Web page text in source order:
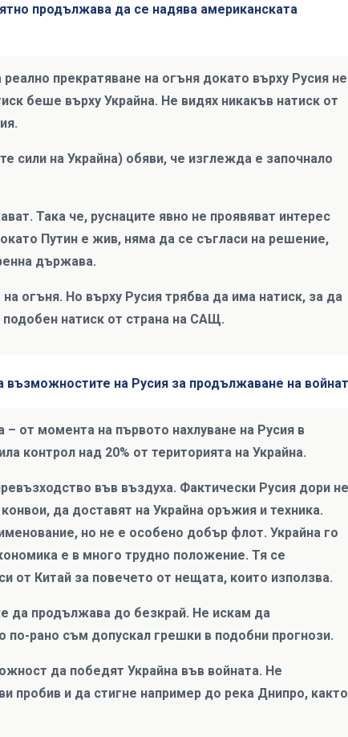
продължава да се надява американската
прекратяване на огъня докато върху Русия не
беше върху Украйна. Не видях никакъв натиск от
на Украйна) обяви, че изглежда е започнало
Така че, руснаците явно не проявяват интерес
Путин е жив, няма да се съгласи на решение,
държава.
огъня. Но върху Русия трябва да има натиск, за да
натиск от страна на САЩ.
възможностите на Русия за продължаване на
от момента на първото нахлуване на Русия в
контрол над 20% от територията на Украйна.
във въздуха. Фактически Русия дори не
да доставят на Украйна оръжия и техника.
но не е особено добър флот. Украйна го
е в много трудно положение. Тя се
от Китай за повечето от нещата, които използва.
да продължава до безкрай. Не искам да
рано съм допускал грешки в подобни прогнози.
да победят Украйна във войната. Не
пробив и да стигне например до река Днипро, както